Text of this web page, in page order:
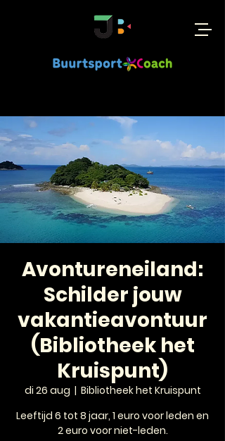
Avontureneiland:
Schilder jouw
vakantieavontuur
(Bibliotheek het
Kruispunt)
di 26 aug
  |
Bibliotheek het Kruispunt
Leeftijd 6 tot 8 jaar, 1 euro voor leden en
2 euro voor niet-leden.